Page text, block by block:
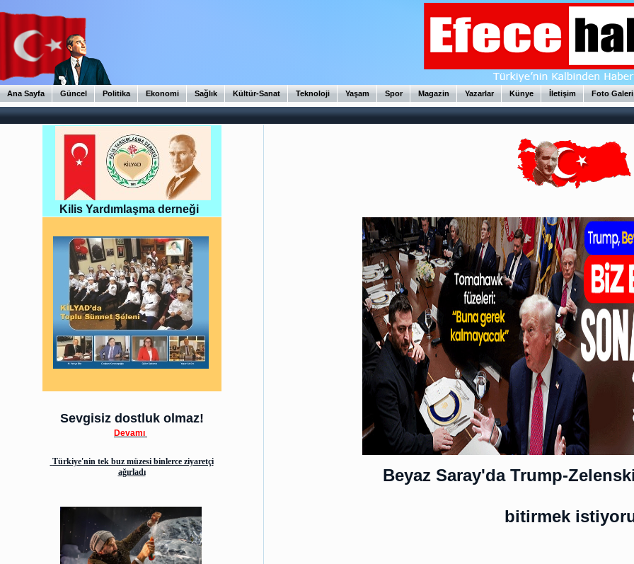
Ana Sayfa Güncel Politika Ekonomi Sağlık Kültür-Sanat Teknoloji Yaşam Spor Magazin Yazarlar Künye İletişim Foto Galeri
Kilis Yardımlaşma derneği
Sevgisiz dostluk olmaz!
Devamı
Türkiye'nin tek buz müzesi binlerce ziyaretçi
ağırladı
Beyaz Saray'da Trump-
bitirmek